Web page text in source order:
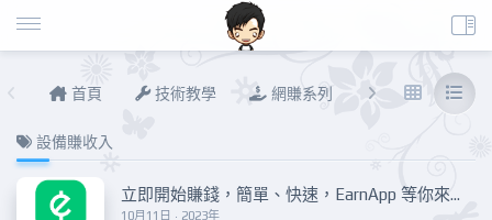
首頁 技術教學 網賺系列 說說進度
設備賺收入
10月11日 · 2023年
立即開始賺錢，簡單、快速，EarnApp 等你來！進階Docker(附出金圖)